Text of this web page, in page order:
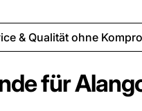
& Qualität ohne
für